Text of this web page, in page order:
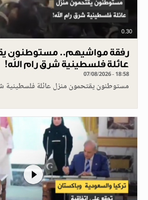
0.30
رفقة مواشيهم.. مستوطنون
عائلة فلسطينية شرق رام الله!
07/08/2026 - 18:58
مستوطنون يقتحمون منزل عائلة